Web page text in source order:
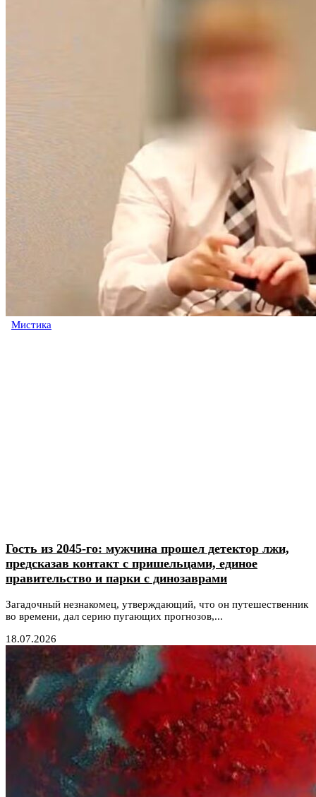
Мистика
Гость из 2045-го: мужчина прошел детектор лжи,
предсказав контакт с пришельцами, единое
правительство и парки с динозаврами
Загадочный незнакомец, утверждающий, что он путешественник
во времени, дал серию пугающих прогнозов,...
18.07.2026